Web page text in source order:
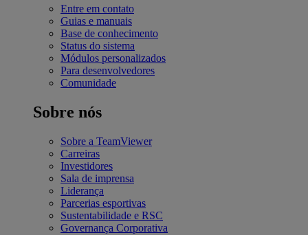
Entre em contato
Guias e manuais
Base de conhecimento
Status do sistema
Módulos personalizados
Para desenvolvedores
Comunidade
Sobre nós
Sobre a TeamViewer
Carreiras
Investidores
Sala de imprensa
Liderança
Parcerias esportivas
Sustentabilidade e RSC
Governança Corporativa